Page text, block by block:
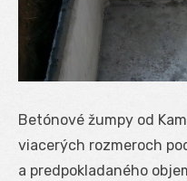
Betónové žumpy od
viacerých rozmeroch
a predpokladaného